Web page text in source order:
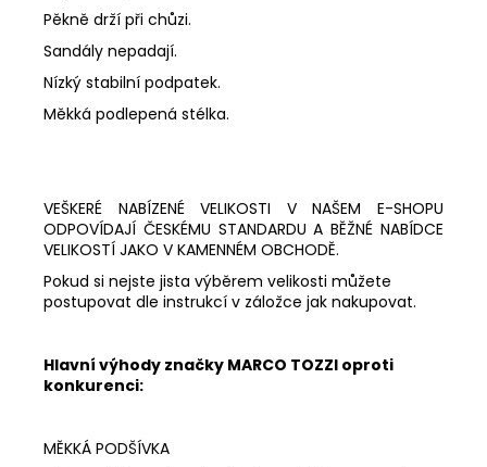
Pěkně drží při chůzi.
Sandály nepadají.
Nízký stabilní podpatek.
Měkká podlepená stélka.
VEŠKERÉ NABÍZENÉ VELIKOSTI V NAŠEM E-SHOPU
ODPOVÍDAJÍ ČESKÉMU STANDARDU A BĚŽNÉ NABÍDCE
VELIKOSTÍ JAKO V KAMENNÉM OBCHODĚ.
Pokud si nejste jista výběrem velikosti můžete
postupovat dle instrukcí v záložce jak nakupovat.
Hlavní výhody značky MARCO TOZZI oproti
konkurenci:
MĚKKÁ PODŠÍVKA